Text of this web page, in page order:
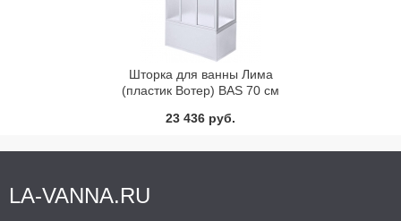
Шторка для ванны Лима
(пластик Вотер) BAS 70 см
23 436 руб.
LA-VANNA.RU